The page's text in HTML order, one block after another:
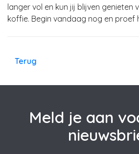
langer vol en kun jij blijven genieten
koffie. Begin vandaag nog en proef
Terug
Meld je aan